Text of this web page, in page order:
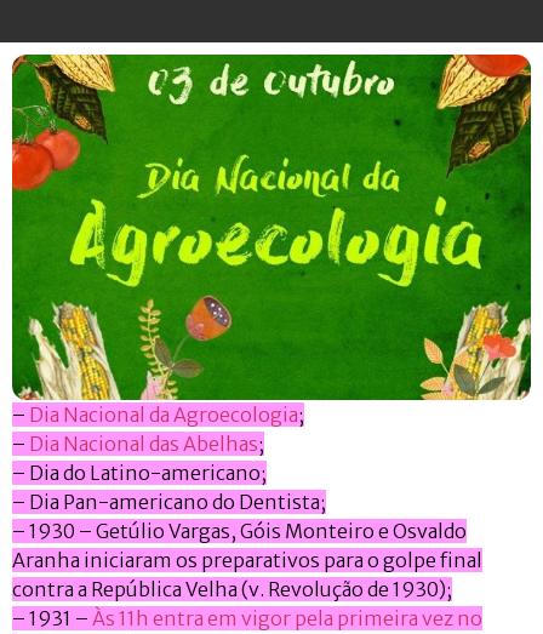
– Dia Nacional da Agroecologia;
– Dia Nacional das Abelhas;
– Dia do Latino-americano;
– Dia Pan-americano do Dentista;
– 1930 – Getúlio Vargas, Góis Monteiro e Osvaldo
Aranha iniciaram os preparativos para o golpe final
contra a República Velha (v. Revolução de 1930);
– 1931 – Às 11h entra em vigor pela primeira vez no